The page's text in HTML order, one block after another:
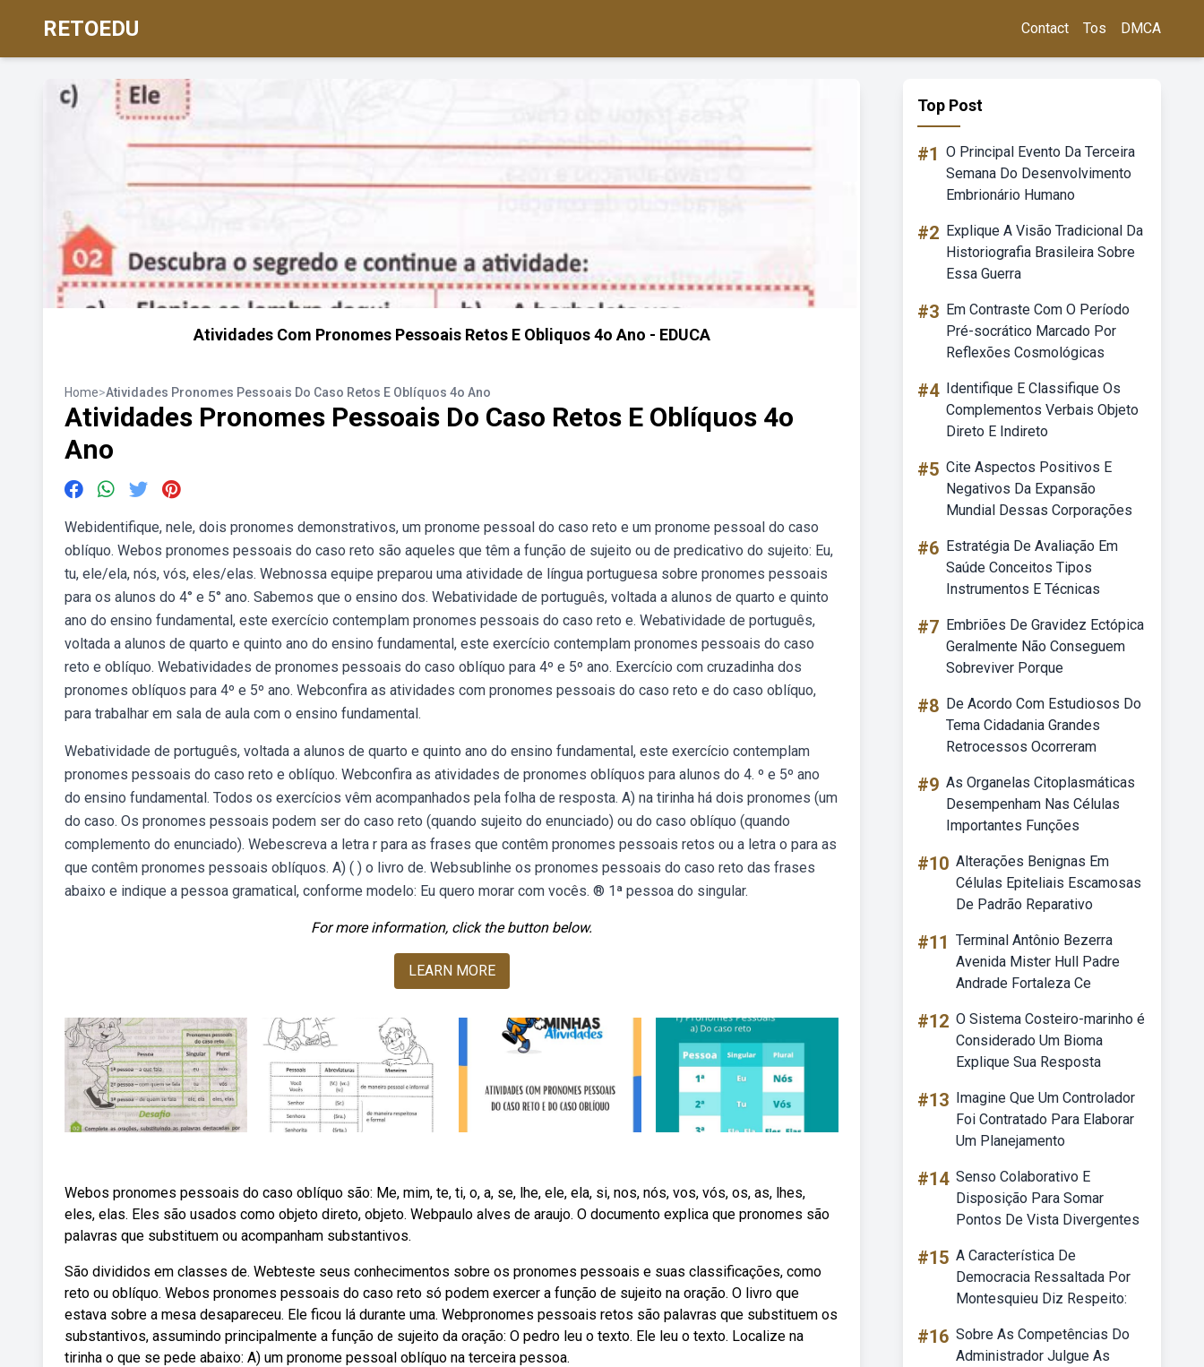
RETOEDU Contact Tos DMCA
Atividades Com Pronomes Pessoais Retos E Obliquos 4o Ano - EDUCA
Home>Atividades Pronomes Pessoais Do Caso Retos E Oblíquos 4o Ano
Atividades Pronomes Pessoais Do Caso Retos E Oblíquos 4o
Ano
Webidentifique, nele, dois pronomes demonstrativos, um pronome pessoal do caso reto e um pronome pessoal do caso
oblíquo. Webos pronomes pessoais do caso reto são aqueles que têm a função de sujeito ou de predicativo do sujeito: Eu,
tu, ele/ela, nós, vós, eles/elas. Webnossa equipe preparou uma atividade de língua portuguesa sobre pronomes pessoais
para os alunos do 4° e 5° ano. Sabemos que o ensino dos. Webatividade de português, voltada a alunos de quarto e quinto
ano do ensino fundamental, este exercício contemplam pronomes pessoais do caso reto e. Webatividade de português,
voltada a alunos de quarto e quinto ano do ensino fundamental, este exercício contemplam pronomes pessoais do caso
reto e oblíquo. Webatividades de pronomes pessoais do caso oblíquo para 4º e 5º ano. Exercício com cruzadinha dos
pronomes oblíquos para 4º e 5º ano. Webconfira as atividades com pronomes pessoais do caso reto e do caso oblíquo,
para trabalhar em sala de aula com o ensino fundamental.
Webatividade de português, voltada a alunos de quarto e quinto ano do ensino fundamental, este exercício contemplam
pronomes pessoais do caso reto e oblíquo. Webconfira as atividades de pronomes oblíquos para alunos do 4. º e 5º ano
do ensino fundamental. Todos os exercícios vêm acompanhados pela folha de resposta. A) na tirinha há dois pronomes (um
do caso. Os pronomes pessoais podem ser do caso reto (quando sujeito do enunciado) ou do caso oblíquo (quando
complemento do enunciado). Webescreva a letra r para as frases que contêm pronomes pessoais retos ou a letra o para as
que contêm pronomes pessoais oblíquos. A) ( ) o livro de. Websublinhe os pronomes pessoais do caso reto das frases
abaixo e indique a pessoa gramatical, conforme modelo: Eu quero morar com vocês. ® 1ª pessoa do singular.
For more information, click the button below.
LEARN MORE
Webos pronomes pessoais do caso oblíquo são: Me, mim, te, ti, o, a, se, lhe, ele, ela, si, nos, nós, vos, vós, os, as, lhes,
eles, elas. Eles são usados como objeto direto, objeto. Webpaulo alves de araujo. O documento explica que pronomes são
palavras que substituem ou acompanham substantivos.
São divididos em classes de. Webteste seus conhecimentos sobre os pronomes pessoais e suas classificações, como
reto ou oblíquo. Webos pronomes pessoais do caso reto só podem exercer a função de sujeito na oração. O livro que
estava sobre a mesa desapareceu. Ele ficou lá durante uma. Webpronomes pessoais retos são palavras que substituem os
substantivos, assumindo principalmente a função de sujeito da oração: O pedro leu o texto. Ele leu o texto. Localize na
tirinha o que se pede abaixo: A) um pronome pessoal oblíquo na terceira pessoa.
Top Post
#1 O Principal Evento Da Terceira
Semana Do Desenvolvimento
Embrionário Humano
#2 Explique A Visão Tradicional Da
Historiografia Brasileira Sobre
Essa Guerra
#3 Em Contraste Com O Período
Pré-socrático Marcado Por
Reflexões Cosmológicas
#4 Identifique E Classifique Os
Complementos Verbais Objeto
Direto E Indireto
#5 Cite Aspectos Positivos E
Negativos Da Expansão
Mundial Dessas Corporações
#6 Estratégia De Avaliação Em
Saúde Conceitos Tipos
Instrumentos E Técnicas
#7 Embriões De Gravidez Ectópica
Geralmente Não Conseguem
Sobreviver Porque
#8 De Acordo Com Estudiosos Do
Tema Cidadania Grandes
Retrocessos Ocorreram
#9 As Organelas Citoplasmáticas
Desempenham Nas Células
Importantes Funções
#10 Alterações Benignas Em
Células Epiteliais Escamosas
De Padrão Reparativo
#11 Terminal Antônio Bezerra
Avenida Mister Hull Padre
Andrade Fortaleza Ce
#12 O Sistema Costeiro-marinho é
Considerado Um Bioma
Explique Sua Resposta
#13 Imagine Que Um Controlador
Foi Contratado Para Elaborar
Um Planejamento
#14 Senso Colaborativo E
Disposição Para Somar
Pontos De Vista Divergentes
#15 A Característica De
Democracia Ressaltada Por
Montesquieu Diz Respeito:
#16 Sobre As Competências Do
Administrador Julgue As